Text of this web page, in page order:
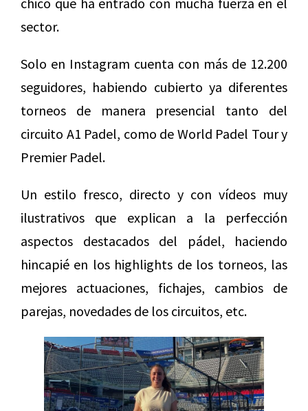
sector.
Solo en Instagram cuenta con más de 12.200
seguidores, habiendo cubierto ya diferentes
torneos de manera presencial tanto del
circuito A1 Padel, como de World Padel Tour y
Premier Padel.
Un estilo fresco, directo y con vídeos muy
ilustrativos que explican a la perfección
aspectos destacados del pádel, haciendo
hincapié en los highlights de los torneos, las
mejores actuaciones, fichajes, cambios de
parejas, novedades de los circuitos, etc.